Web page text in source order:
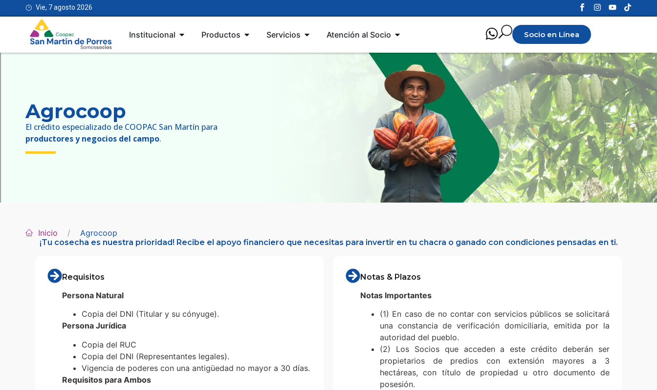
Vie, 7 agosto 2026
Institucional Productos Servicios Atención al Socio Socio en Línea
Agrocoop
El crédito especializado de COOPAC San Martín para
productores y negocios del campo.
Inicio Agrocoop
¡Tu cosecha es nuestra prioridad! Recibe el apoyo financiero que necesitas para invertir en tu chacra o ganado con condiciones pensadas en ti.
Requisitos
Persona Natural
Copia del DNI (Titular y su cónyuge).
Persona Jurídica
Copia del RUC
Copia del DNI (Representantes legales).
Vigencia de poderes con una antigüedad no mayor a 30 días.
Requisitos para Ambos
Notas & Plazos
Notas Importantes
(1) En caso de no contar con servicios públicos se solicitará
una constancia de verificación domiciliaria, emitida por la
autoridad del pueblo.
(2) Los Socios que acceden a este crédito deberán ser
propietarios de predios con extensión mayores a 3
hectáreas, con título de propiedad u otro documento de
posesión.